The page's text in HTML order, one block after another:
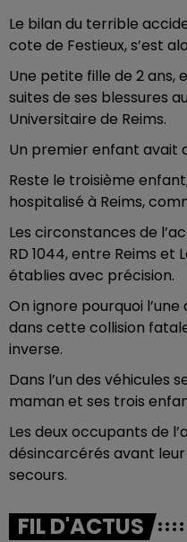
Le bilan du terrible
cote de Festieux, s’est
Une petite fille de 2 ans,
suites de ses blessures
Universitaire de Reims.
Un premier enfant avait
Reste le troisième
hospitalisé à Reims,
Les circonstances de
RD 1044, entre Reims et
établies avec précision.
On ignore pourquoi
dans cette collision
inverse.
Dans l’un des véhicules
maman et ses trois
Les deux occupants de
désincarcérés avant
secours.
FIL D'ACTUS